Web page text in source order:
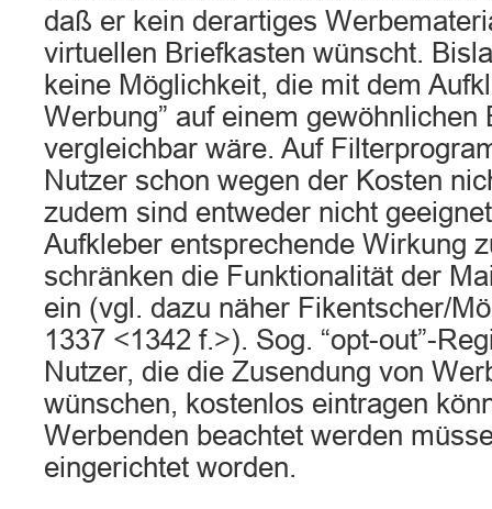
daß er kein derartiges
virtuellen Briefkasten wünscht.
keine Möglichkeit, die mit dem
Werbung” auf einem gewöhnlichen
vergleichbar wäre. Auf
Nutzer schon wegen der Kosten
zudem sind entweder nicht
Aufkleber entsprechende Wirkung
schränken die Funktionalität der
ein (vgl. dazu näher Fikentscher/
1337 <1342 f.>). Sog. “opt-out”-
Nutzer, die die Zusendung von
wünschen, kostenlos eintragen
Werbenden beachtet werden
eingerichtet worden.